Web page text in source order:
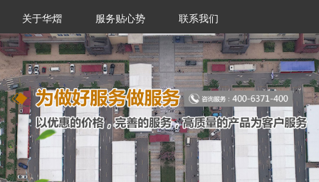
关于华熠 服务贴心势 联系我们